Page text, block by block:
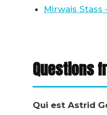
Mirwais
Questions
Qui est Astrid